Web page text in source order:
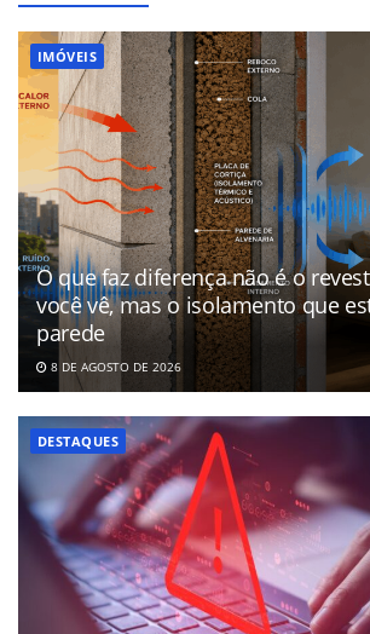
IMÓVEIS
O que faz diferença não é o
você vê, mas o isolamento que
parede
8 DE AGOSTO DE 2026
DESTAQUES